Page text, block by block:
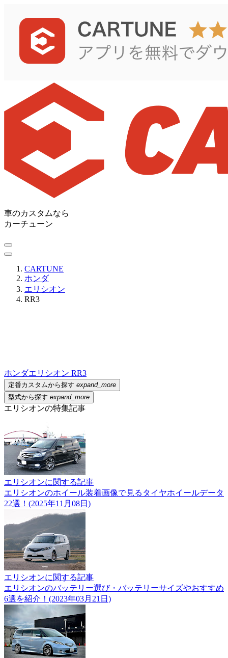
車のカスタムなら
カーチューン
CARTUNE
ホンダ
エリシオン
RR3
ホンダエリシオン RR3
定番カスタムから探す expand_more
型式から探す expand_more
エリシオンの特集記事
エリシオンに関する記事
エリシオンのホイール装着画像で見るタイヤホイールデータ
22選！(2025年11月08日)
エリシオンに関する記事
エリシオンのバッテリー選び・バッテリーサイズやおすすめ
6選を紹介！(2023年03月21日)